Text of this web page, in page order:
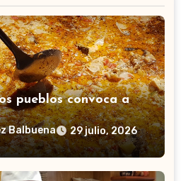
pueblos convoca a
Balbuena 29 julio, 2026